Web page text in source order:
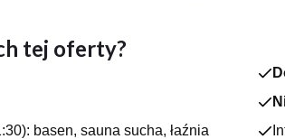
obiekt położony ok. 400 m od plaży
miejscem zarówno dla spragnionych
pokoje – wszystkie mają łazienkę
tej oferty?
basen, sauna sucha, łaźnia